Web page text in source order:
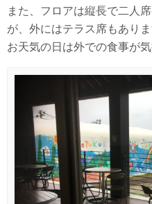
また、フロアは縦長で二人
が、外にはテラス席もありま
お天気の日は外での食事が気